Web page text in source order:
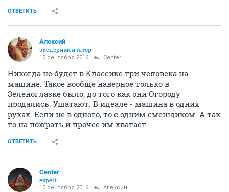
ОТВЕТИТЬ
Алексий
экспериментатор
13 сентября 2016 Center
Никогда не будет в Классике три человека на
машине. Такое вообще наверное только в
Зеленоглазке было, до того как они Огороду
продались. Ушатают. В идеале - машина в одних
руках. Если не в одного, то с одним сменщиком. А так
то на пожрать и прочее им хватает.
ОТВЕТИТЬ
Center
expert
13 сентября 2016 Алексий